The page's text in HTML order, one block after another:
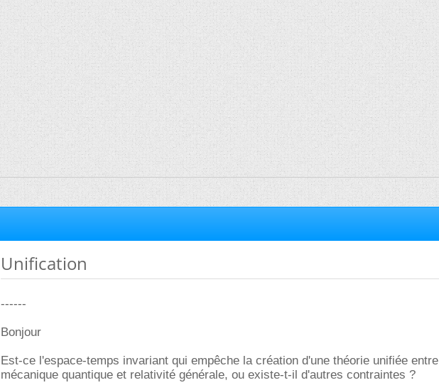
Unification
------
Bonjour
Est-ce l'espace-temps invariant qui empêche la création d'une théorie unifiée entre
mécanique quantique et relativité générale, ou existe-t-il d'autres contraintes ?